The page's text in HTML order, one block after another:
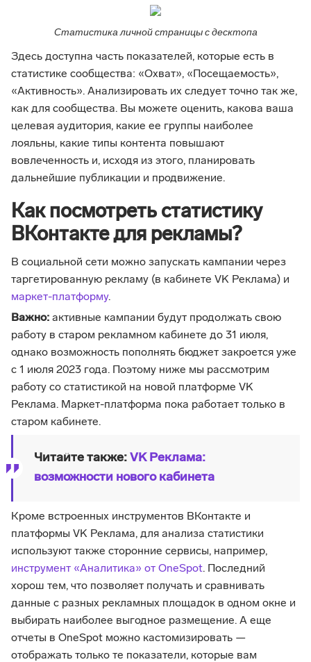
Статистика личной страницы с десктопа
Здесь доступна часть показателей, которые есть в
статистике сообщества: «Охват», «Посещаемость»,
«Активность». Анализировать их следует точно так же,
как для сообщества. Вы можете оценить, какова ваша
целевая аудитория, какие ее группы наиболее
лояльны, какие типы контента повышают
вовлеченность и, исходя из этого, планировать
дальнейшие публикации и продвижение.
Как посмотреть статистику
ВКонтакте для рекламы?
В социальной сети можно запускать кампании через
таргетированную рекламу (в кабинете VK Реклама) и
маркет-платформу.
Важно: активные кампании будут продолжать свою
работу в старом рекламном кабинете до 31 июля,
однако возможность пополнять бюджет закроется уже
с 1 июля 2023 года. Поэтому ниже мы рассмотрим
работу со статистикой на новой платформе VK
Реклама. Маркет-платформа пока работает только в
старом кабинете.
Читайте также: VK Реклама:
возможности нового кабинета
Кроме встроенных инструментов ВКонтакте и
платформы VK Реклама, для анализа статистики
используют также сторонние сервисы, например,
инструмент «Аналитика» от OneSpot. Последний
хорош тем, что позволяет получать и сравнивать
данные с разных рекламных площадок в одном окне и
выбирать наиболее выгодное размещение. А еще
отчеты в OneSpot можно кастомизировать —
отображать только те показатели, которые вам